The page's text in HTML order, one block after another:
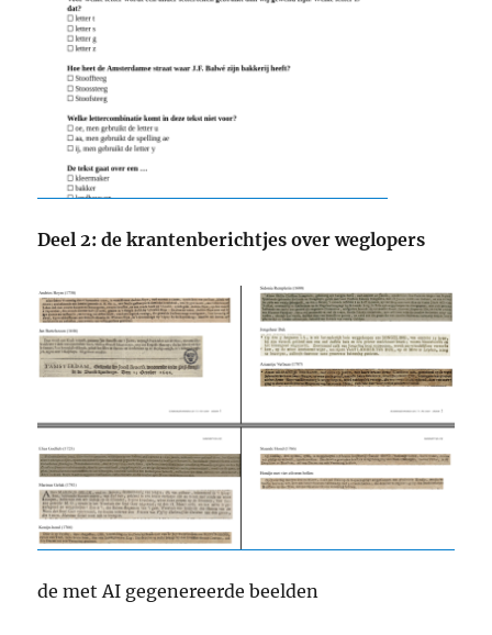
Deel 2: de krantenberichtjes over weglopers
de met AI gegenereerde beelden